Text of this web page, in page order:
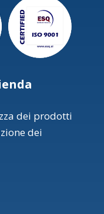
dei prodotti
dei